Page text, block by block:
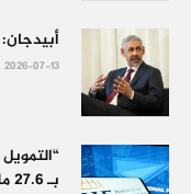
أبيدجان:
2026-07-13
بـ 27.6 مليار دولار